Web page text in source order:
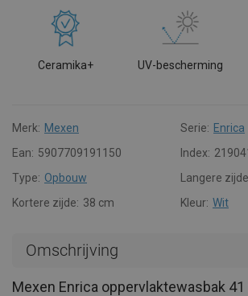
Ceramika+ UV-bescherming
Merk: Mexen Serie: Enrica
Ean: 5907709191150 Index:
Type: Opbouw Langere
Kortere zijde: 38 cm Kleur: Wit
Omschrijving
Mexen Enrica oppervlaktewasbak